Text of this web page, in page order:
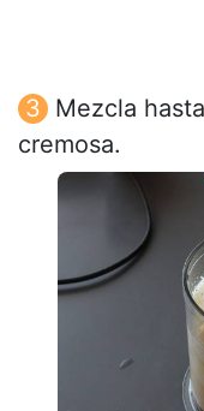
Mezcla
cremosa.